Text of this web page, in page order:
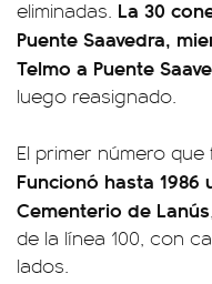
eliminadas. La 30
Puente Saavedra,
Telmo a Puente
luego reasignado.
El primer número
Funcionó hasta
Cementerio de Lanús
de la línea 100, con
lados.